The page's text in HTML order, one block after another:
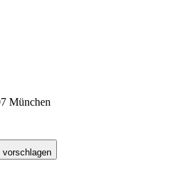
München
vorschlagen